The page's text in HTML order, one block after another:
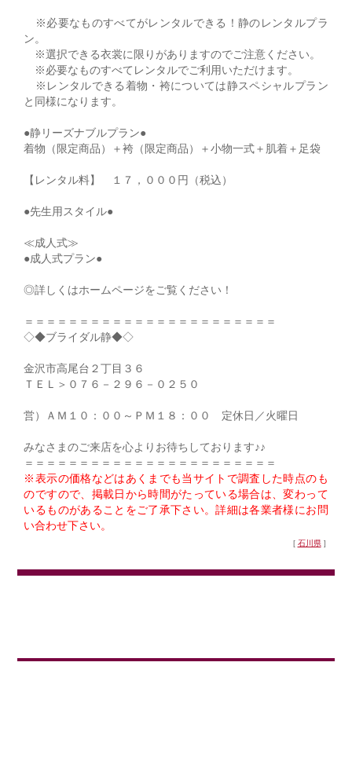
※必要なものすべてがレンタルできる！静のレンタルプラ
ン。
※選択できる衣裳に限りがありますのでご注意ください。
※必要なものすべてレンタルでご利用いただけます。
※レンタルできる着物・袴については静スペシャルプラン
と同様になります。
●静リーズナブルプラン●
着物（限定商品）＋袴（限定商品）＋小物一式＋肌着＋足袋
【レンタル料】 １７，０００円（税込）
●先生用スタイル●
≪成人式≫
●成人式プラン●
◎詳しくはホームページをご覧ください！
＝＝＝＝＝＝＝＝＝＝＝＝＝＝＝＝＝＝＝＝＝＝＝
◇◆ブライダル静◆◇
金沢市高尾台２丁目３６
ＴＥＬ＞０７６－２９６－０２５０
営）ＡＭ１０：００～ＰＭ１８：００ 定休日／火曜日
みなさまのご来店を心よりお待ちしております♪♪
＝＝＝＝＝＝＝＝＝＝＝＝＝＝＝＝＝＝＝＝＝＝＝
※表示の価格などはあくまでも当サイトで調査した時点のも
のですので、掲載日から時間がたっている場合は、変わって
いるものがあることをご了承下さい。詳細は各業者様にお問
い合わせ下さい。
[ 石川県]